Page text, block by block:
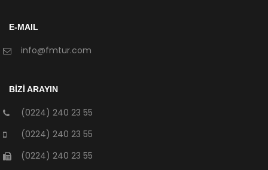
E-MAIL
info@fmtur.com
BİZİ ARAYIN
(0224) 240 23 55
(0224) 240 23 55
(0224) 240 23 55